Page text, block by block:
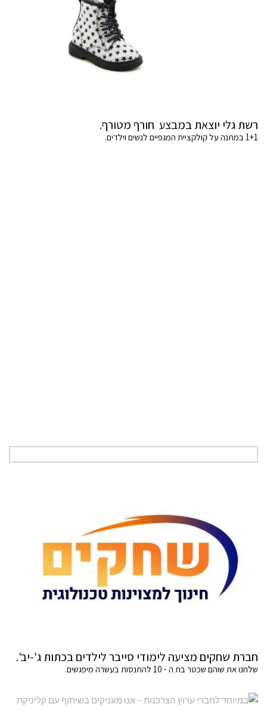
רשת גלי יוצאת במבצע חורף מטורף.
1+1 במתנה על קולקציית המגפיים לנשים וילדים.
חברת שחקים מציעה לימודי סייבר לילדים בכתות ג'-יב'.
שלחנו את שוהם שכטר בת ה - 10 להתנסות בעשרה מיפגשים.